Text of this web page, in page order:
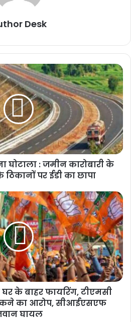
Desk
घोटाला : जमीन कारोबारी के
पर ईडी का छापा
के बाहर फायरिंग, टीएमसी
का आरोप, सीआईएसएफ
घायल